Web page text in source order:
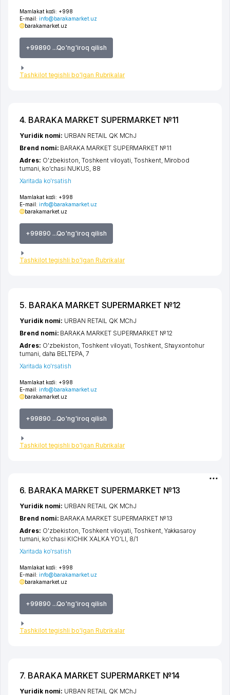
Mamlakat kodi: +998
E-mail: info@barakamarket.uz
barakamarket.uz
+99890 ...Qo'ng'iroq qilish
Tashkilot tegishli bo'lgan Rubrikalar
4. BARAKA MARKET SUPERMARKET №11
Mamlakat kodi: +998
E-mail: info@barakamarket.uz
barakamarket.uz
+99890 ...Qo'ng'iroq qilish
Tashkilot tegishli bo'lgan Rubrikalar
Yuridik nomi: URBAN RETAIL QK MChJ
Brend nomi: BARAKA MARKET SUPERMARKET №11
Adres: O'zbekiston,Toshkent viloyati ,Toshkent, Mirobod
tumani ko'chasi NUKUS , 88
Xaritada ko'rsatish
5. BARAKA MARKET SUPERMARKET №12
Mamlakat kodi: +998
E-mail: info@barakamarket.uz
barakamarket.uz
+99890 ...Qo'ng'iroq qilish
Tashkilot tegishli bo'lgan Rubrikalar
Yuridik nomi: URBAN RETAIL QK MChJ
Brend nomi: BARAKA MARKET SUPERMARKET №12
Adres: O'zbekiston,Toshkent viloyati ,Toshkent, Shayxontohur
tumani daha BELTEPA , 7
Xaritada ko'rsatish
6. BARAKA MARKET SUPERMARKET №13
Mamlakat kodi: +998
E-mail: info@barakamarket.uz
barakamarket.uz
+99890 ...Qo'ng'iroq qilish
Tashkilot tegishli bo'lgan Rubrikalar
Yuridik nomi: URBAN RETAIL QK MChJ
Brend nomi: BARAKA MARKET SUPERMARKET №13
Adres: O'zbekiston,Toshkent viloyati,Toshkent, Yakkasaroy
tumani, ko'chasi KICHIK XALKA YO'LI, 8/1
Xaritada ko'rsatish
7. BARAKA MARKET SUPERMARKET №14
Yuridik nomi: URBAN RETAIL QK MChJ